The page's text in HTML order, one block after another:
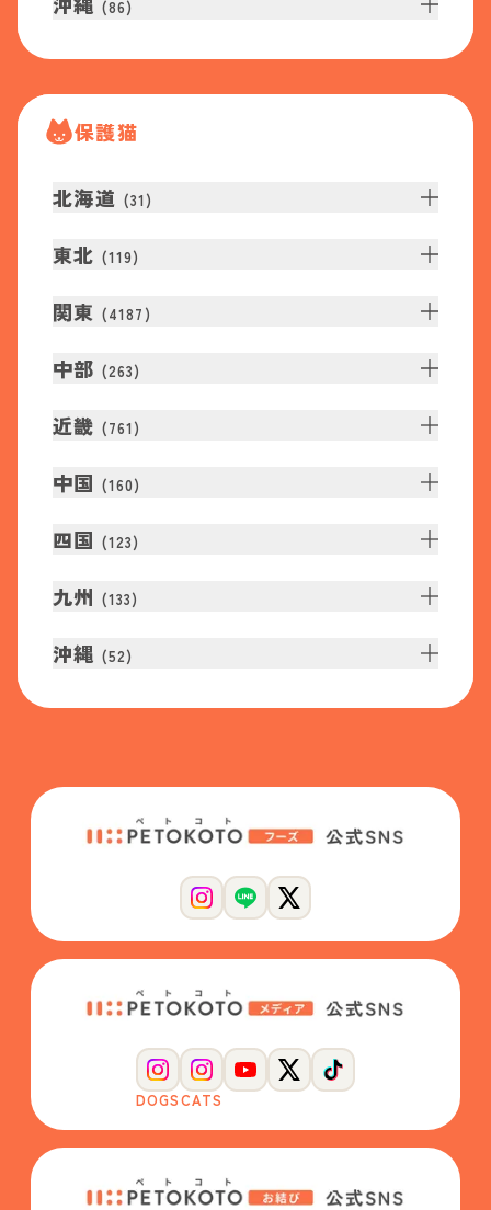
(86)
保護猫
北海道 (31 )
東北 (119)
関東 (4187 )
中部 (263)
近畿 (761 )
中国 (160)
四国 (123)
九州 (133)
沖縄 (52)
DOGSCATS